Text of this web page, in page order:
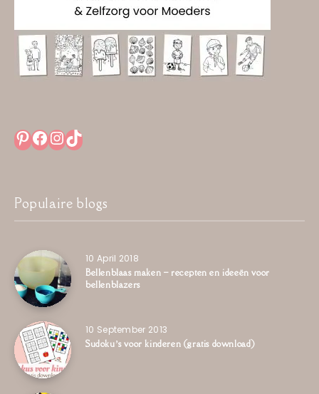
Pinterest
Facebook
Instagram
TikTok
Populaire blogs
10 April 2018
Bellenblaas maken – recepten en ideeën voor
bellenblazers
10 September 2013
Sudoku’s voor kinderen (gratis download)